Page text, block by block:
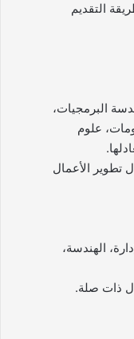
التقديم
البرمجيات،
علوم
في مجال تطوير الأعمال
الهندسة،